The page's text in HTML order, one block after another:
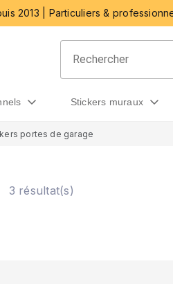
2013 | Particuliers &
stickers muraux
portes de garage
3 résultat(s)